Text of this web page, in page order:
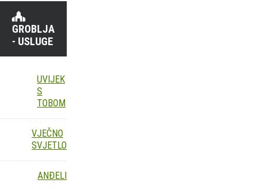
GROBLJA
- USLUGE
UVIJEK
S
TOBOM
VJEČNO
SVJETLO
ANĐELI